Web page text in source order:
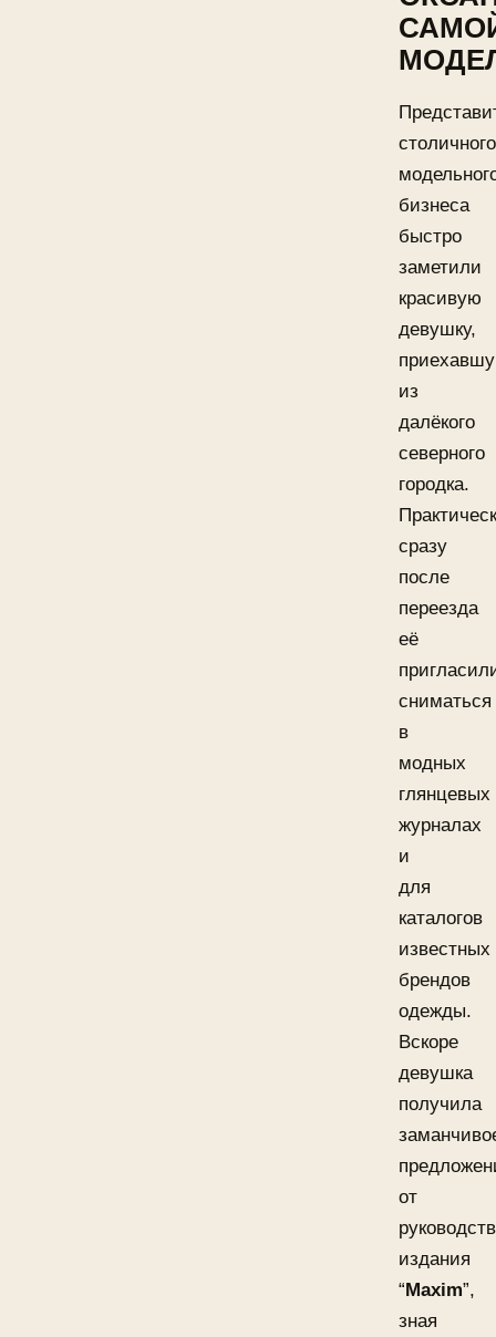
столичного
бизнеса
быстро
заметили
красивую
девушку,
из
далёкого
северного
городка.
сразу
после
переезда
её
сниматься
в
модных
глянцевых
журналах
и
для
каталогов
известных
брендов
одежды.
Вскоре
девушка
получила
от
издания
“Maxim”,
зная